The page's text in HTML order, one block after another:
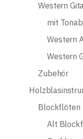
Western
mit
Western
Western
Zubehör
Blockflöten
Alt